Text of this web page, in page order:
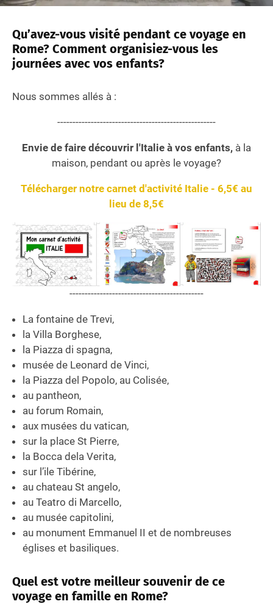
Qu’avez-vous visité pendant ce voyage en
Rome? Comment organisiez-vous les
journées avec vos enfants?
Nous sommes allés à :
----------------------------------------------------
Envie de faire découvrir l'Italie à vos enfants, à la
maison, pendant ou après le voyage?
Télécharger notre carnet d'activité Italie - 6,5€ au
lieu de 8,5€
--------------------------------------------
La fontaine de Trevi,
la Villa Borghese,
la Piazza di spagna,
musée de Leonard de Vinci,
la Piazza del Popolo, au Colisée,
au pantheon,
au forum Romain,
aux musées du vatican,
sur la place St Pierre,
la Bocca dela Verita,
sur l’ile Tibérine,
au chateau St angelo,
au Teatro di Marcello,
au musée capitolini,
au monument Emmanuel II et de nombreuses
églises et basiliques.
Quel est votre meilleur souvenir de ce
voyage en famille en Rome?